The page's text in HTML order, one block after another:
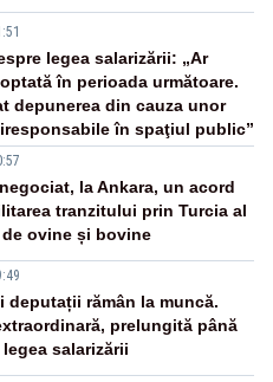
legea salarizării: „Ar
în perioada următoare.
depunerea din cauza unor
în spaţiul public”
la Ankara, un acord
tranzitului prin Turcia al
ovine și bovine
deputații rămân la muncă.
prelungită până
salarizării